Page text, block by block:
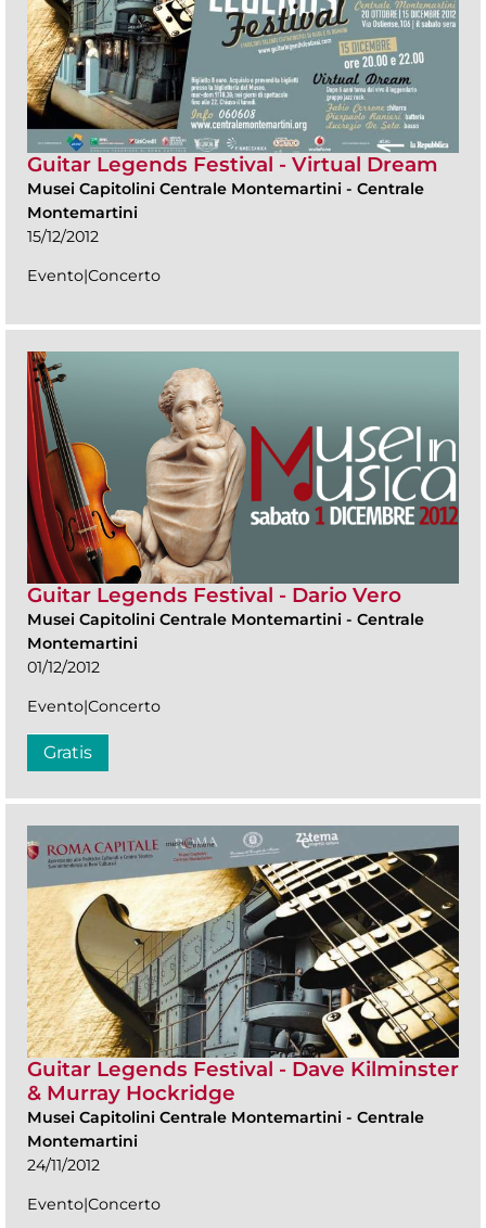
Guitar Legends Festival - Virtual Dream
Musei Capitolini Centrale Montemartini - Centrale
Montemartini
15/12/2012
Evento|Concerto
Guitar Legends Festival - Dario Vero
Musei Capitolini Centrale Montemartini - Centrale
Montemartini
01/12/2012
Evento|Concerto
Gratis
Guitar Legends Festival - Dave Kilminster
& Murray Hockridge
Musei Capitolini Centrale Montemartini - Centrale
Montemartini
24/11/2012
Evento|Concerto